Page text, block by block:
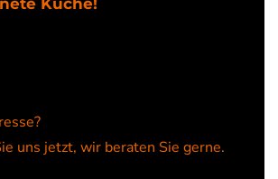
Küche!
uns jetzt, wir beraten Sie gerne.